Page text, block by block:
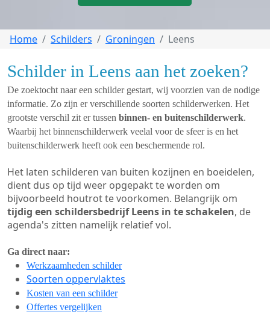
Home Schilders Groningen Leens
Schilder in Leens aan het zoeken?
De zoektocht naar een schilder gestart, wij voorzien van de nodige
informatie. Zo zijn er verschillende soorten schilderwerken. Het
grootste verschil zit er tussen binnen- en buitenschilderwerk.
Waarbij het binnenschilderwerk veelal voor de sfeer is en het
buitenschilderwerk heeft ook een beschermende rol.
Het laten schilderen van buiten kozijnen en boeidelen,
dient dus op tijd weer opgepakt te worden om
bijvoorbeeld houtrot te voorkomen. Belangrijk om
tijdig een schildersbedrijf Leens in te schakelen, de
agenda's zitten namelijk relatief vol.
Ga direct naar:
Werkzaamheden schilder
Soorten oppervlaktes
Kosten van een schilder
Offertes vergelijken